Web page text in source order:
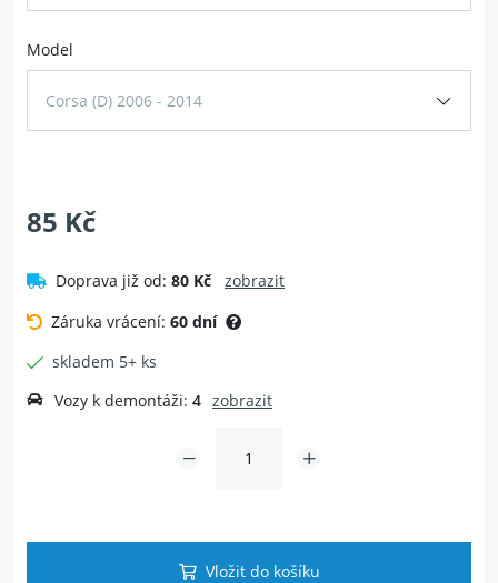
Model
Corsa (D) 2006 - 2014
85 Kč
Doprava již od: 80 Kč
zobrazit
Záruka vrácení: 60 dní
skladem 5+ ks
Vozy k demontáži: 4 zobrazit
Vložit do košíku